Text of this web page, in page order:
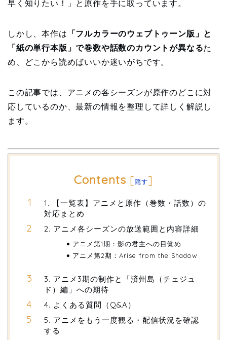
早く知りたい！」と原作を手に取っています。
しかし、本作は 「フルカラーのウェブトゥーン版」と
「紙の単行本版」で巻数や話数のカウントが異なるた
め、どこから読めばいいか迷いがちです。
この記事では、アニメの各シーズンが原作のどこに対
応しているのか、最新の情報を整理して詳しく解説し
ます。
Contents [隠す]
1. 【一覧表】アニメと原作（巻数・話数）の
対応まとめ
2. アニメ各シーズンの放送範囲と内容詳細
アニメ第1期：影の君主への目覚め
アニメ第2期：Arise from the Shadow
3. アニメ3期の制作と「済州島（チェジュ
ド）編」への期待
4. よくある質問（Q&A）
5. アニメをもう一度観る・配信状況を確認
する